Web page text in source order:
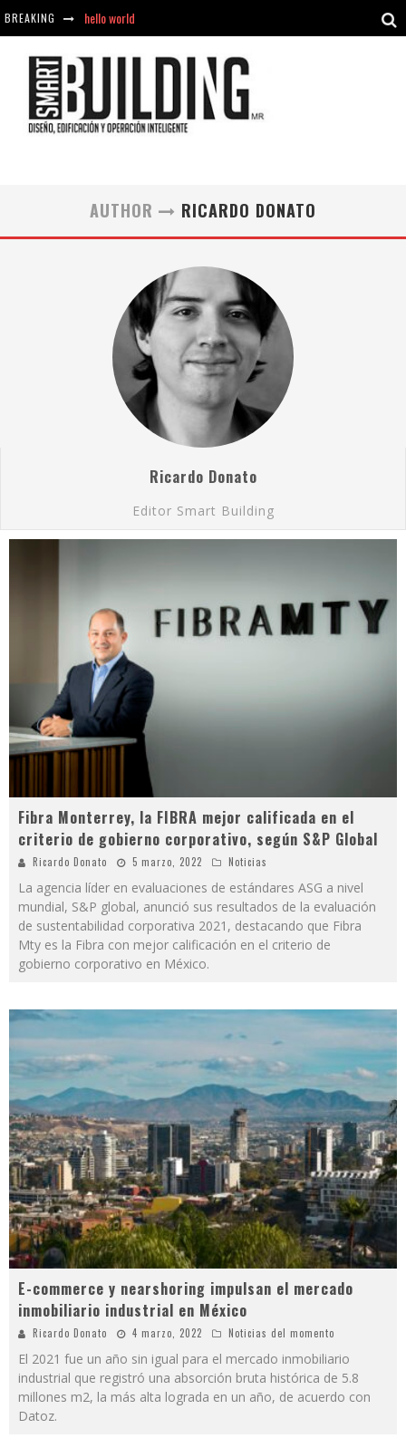
BREAKING hello world
hello world
AUTHOR RICARDO DONATO
Ricardo Donato
Editor Smart Building
Fibra Monterrey, la FIBRA mejor calificada en el
criterio de gobierno corporativo, según S&P Global
Ricardo Donato 5 marzo, 2022 Noticias
La agencia líder en evaluaciones de estándares ASG a nivel
mundial, S&P global, anunció sus resultados de la evaluación
de sustentabilidad corporativa 2021, destacando que Fibra
Mty es la Fibra con mejor calificación en el criterio de
gobierno corporativo en México.
E-commerce y nearshoring impulsan el mercado
inmobiliario industrial en México
Ricardo Donato 4 marzo, 2022 Noticias del momento
El 2021 fue un año sin igual para el mercado inmobiliario
industrial que registró una absorción bruta histórica de 5.8
millones m2, la más alta lograda en un año, de acuerdo con
Datoz.